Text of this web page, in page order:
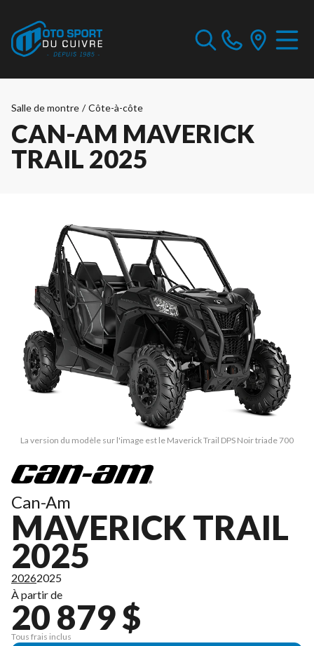
Salle de montre / Côte-à-côte
CAN-AM MAVERICK
TRAIL 2025
La version du modèle sur l'image est le Maverick Trail DPS Noir triade 700
Can-Am
MAVERICK TRAIL
2025
20262025
À partir de
20 879 $
Tous frais inclus